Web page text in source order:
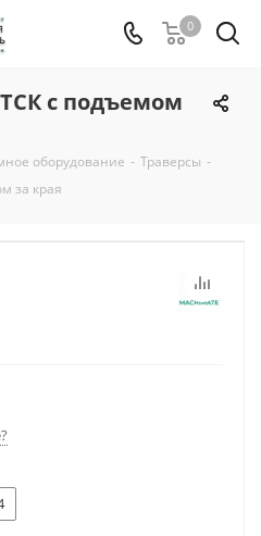
0
с подъемом
оборудование - Траверсы -
за края